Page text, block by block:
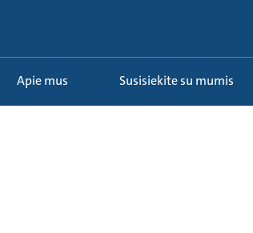
Apie mus Susisiekite su mumis